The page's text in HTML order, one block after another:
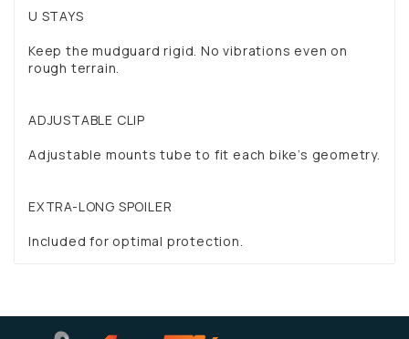
U STAYS
Keep the mudguard rigid. No vibrations even on
rough terrain.
ADJUSTABLE CLIP
Adjustable mounts tube to fit each bike’s geometry.
EXTRA-LONG SPOILER
Included for optimal protection.